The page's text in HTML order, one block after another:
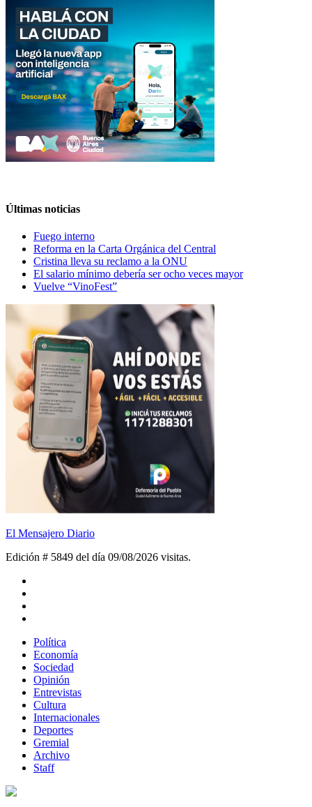
Últimas noticias
Fuego interno
Reforma en la Carta Orgánica del Central
Cristina lleva su reclamo a la ONU
El salario mínimo debería ser ocho veces mayor
Vuelve “VinoFest”
El Mensajero Diario
Edición # 5849 del día 09/08/2026 visitas.
Política
Economía
Sociedad
Opinión
Entrevistas
Cultura
Internacionales
Deportes
Gremial
Archivo
Staff